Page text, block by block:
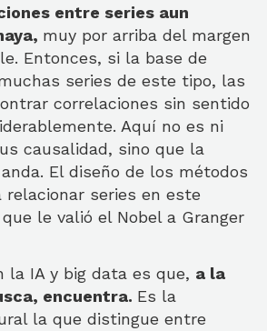
entre series aun
muy por arriba del margen
Entonces, si la base de
series de este tipo, las
correlaciones sin sentido
Aquí no es ni
causalidad, sino que la
El diseño de los métodos
relacionar series en este
le valió el Nobel a Granger
la IA y big data es que, a la
encuentra. Es la
la que distingue entre